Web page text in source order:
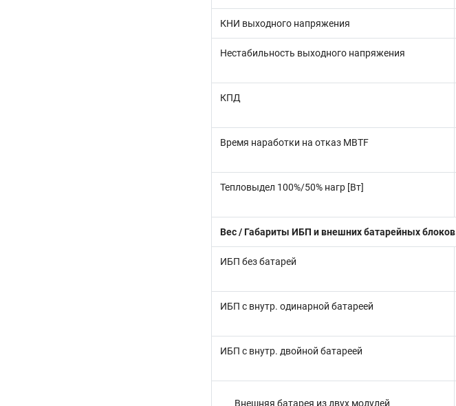
КНИ выходного напряжения
Нестабильность выходного напряжения
КПД
Время наработки на отказ MBTF
Тепловыдел 100%/50% нагр [Вт]
Вес / Габариты ИБП и внешних батарейных блоков
ИБП без батарей
ИБП с внутр. одинарной батареей
ИБП с внутр. двойной батареей
Внешняя батарея из двух модулей